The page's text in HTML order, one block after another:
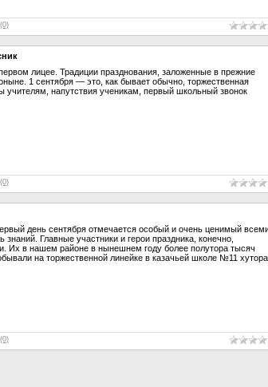
лицее. Традиции празднования, заложенные в прежние
1 сентября — это, как бывает обычно, торжественная
учителям, напутствия ученикам, первый школьный звонок
день сентября отмечается особый и очень ценимый
знаний. Главные участники и герои праздника, конечно,
Их в нашем районе в нынешнем году более полутора тысяч
на торжественной линейке в казачьей школе №11 хутора